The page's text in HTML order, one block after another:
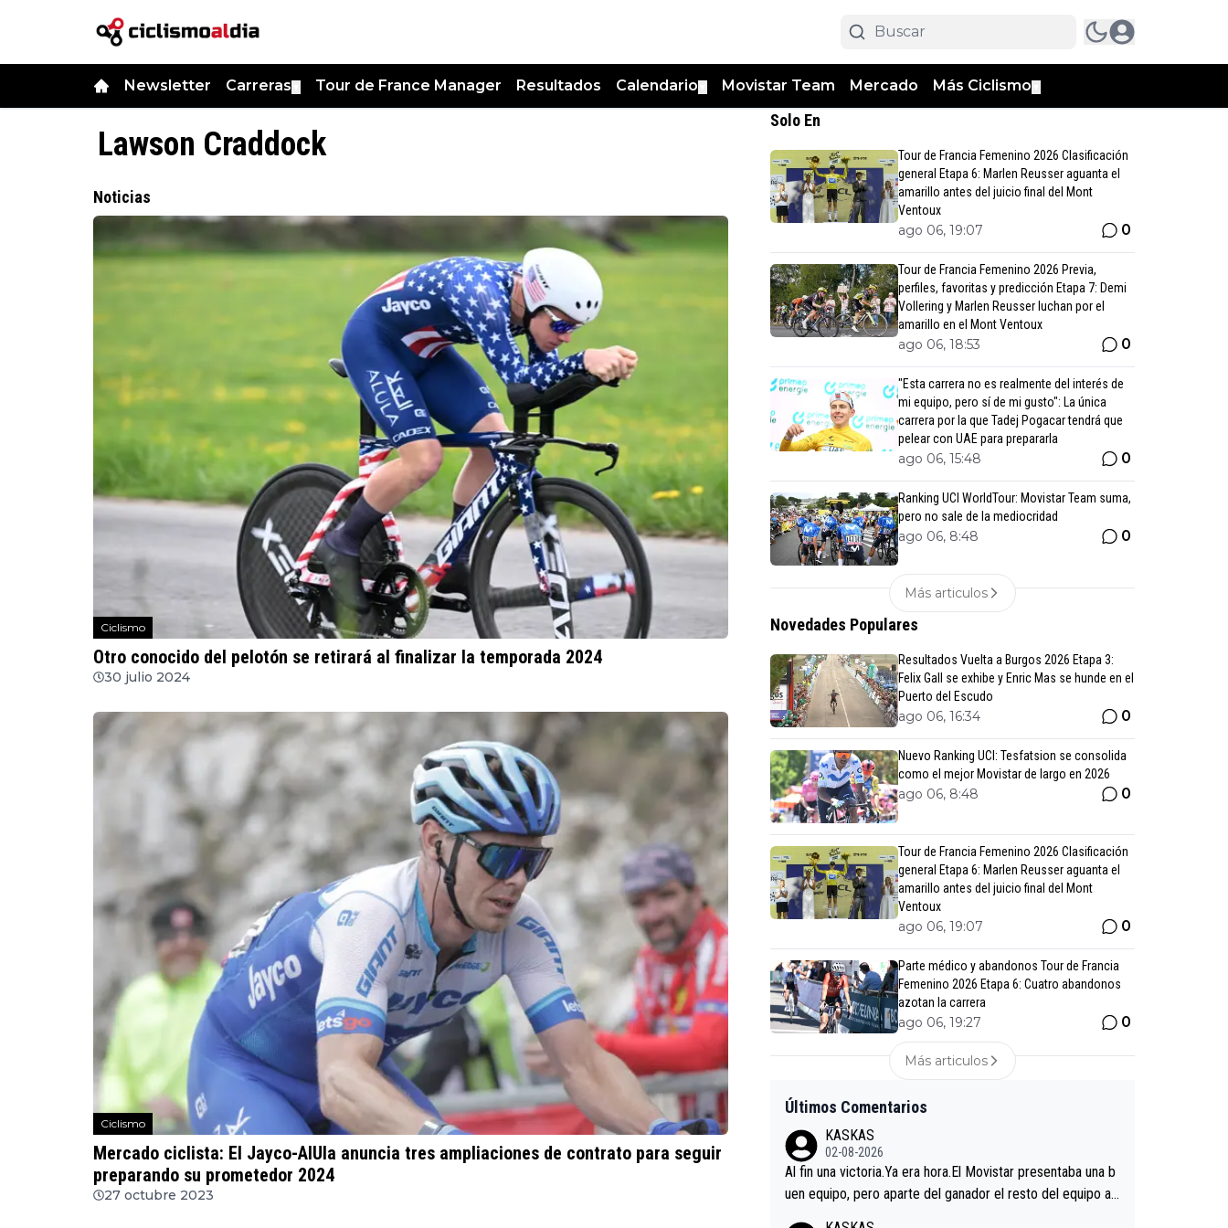
Newsletter Carreras Tour de France Manager Resultados Calendario Movistar Team Mercado Más Ciclismo
Lawson Craddock
Noticias
Ciclismo
Otro conocido del pelotón se retirará al finalizar la temporada 2024
30 julio 2024
Ciclismo
Mercado ciclista: El Jayco-AlUla anuncia tres ampliaciones de contrato para seguir
preparando su prometedor 2024
27 octubre 2023
Solo En
Tour de Francia Femenino 2026 Clasificación
general Etapa 6: Marlen Reusser aguanta el
amarillo antes del juicio final del Mont
Ventoux
ago 06, 19:07 0
Tour de Francia Femenino 2026 Previa,
perfiles, favoritas y predicción Etapa 7: Demi
Vollering y Marlen Reusser luchan por el
amarillo en el Mont Ventoux
ago 06, 18:53 0
"Esta carrera no es realmente del interés de
mi equipo, pero sí de mi gusto": La única
carrera por la que Tadej Pogacar tendrá que
pelear con UAE para prepararla
ago 06, 15:48 0
Ranking UCI WorldTour: Movistar Team suma,
pero no sale de la mediocridad
ago 06, 8:48 0
Más articulos
Novedades Populares
Resultados Vuelta a Burgos 2026 Etapa 3:
Felix Gall se exhibe y Enric Mas se hunde en el
Puerto del Escudo
ago 06, 16:34 0
Nuevo Ranking UCI: Tesfatsion se consolida
como el mejor Movistar de largo en 2026
ago 06, 8:48 0
Tour de Francia Femenino 2026 Clasificación
general Etapa 6: Marlen Reusser aguanta el
amarillo antes del juicio final del Mont
Ventoux
ago 06, 19:07 0
Parte médico y abandonos Tour de Francia
Femenino 2026 Etapa 6: Cuatro abandonos
azotan la carrera
ago 06, 19:27 0
Más articulos
Últimos Comentarios
KASKAS
02-08-2026
Al fin una victoria.Ya era hora.El Movistar presentaba una b
uen equipo, pero aparte del ganador el resto del equipo a